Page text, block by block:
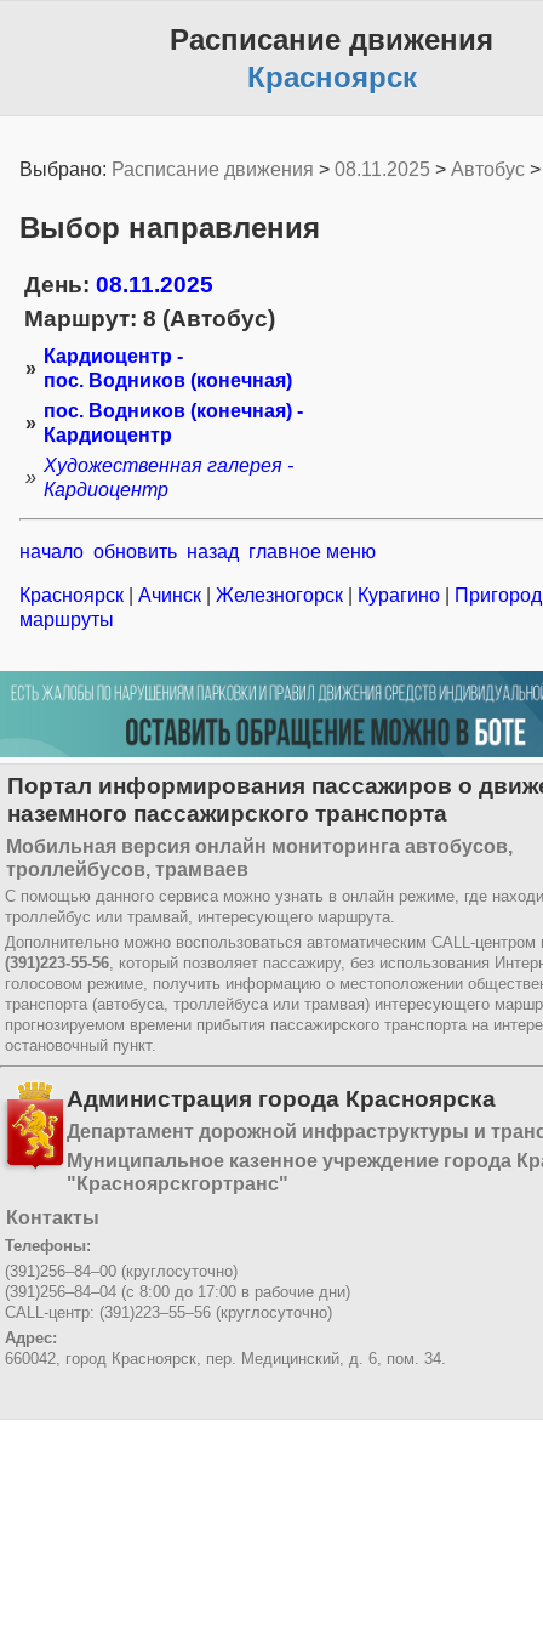
Расписание движения
Красноярск
Выбрано: Расписание движения > 08.11.2025 > Автобус
Выбор направления
День: 08.11.2025
Маршрут: 8 (Автобус)
»
Кардиоцентр -
пос. Водников (конечная)
»
пос. Водников (конечная) -
Кардиоцентр
»
Художественная галерея -
Кардиоцентр
начало обновить назад главное меню
Красноярск Ачинск Железногорск Курагино
маршруты
Портал информирования пассажиров о
наземного пассажирского транспорта
Мобильная версия онлайн мониторинга автобусов,
троллейбусов, трамваев
С помощью данного сервиса можно узнать в онлайн режиме, где
троллейбус или трамвай, интересующего маршрута.
Дополнительно можно воспользоваться автоматическим CALL-
(391)223-55-56, который позволяет пассажиру, без использования
голосовом режиме, получить информацию о местоположении
транспорта (автобуса, троллейбуса или трамвая) интересующего
прогнозируемом времени прибытия пассажирского транспорта на
остановочный пункт.
Администрация города Красноярска
Департамент дорожной инфраструктуры и
Муниципальное казенное учреждение города
"Красноярскгортранс"
Контакты
Телефоны:
(391)256–84–00 (круглосуточно)
(391)256–84–04 (с 8:00 до 17:00 в рабочие дни)
CALL-центр: (391)223–55–56 (круглосуточно)
Адрес:
660042, город Красноярск, пер. Медицинский, д. 6, пом. 34.